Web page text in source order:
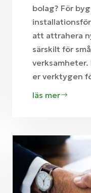
bolag? För
att attrahera
särskilt för
verksamheter.
er verktygen
läs mer